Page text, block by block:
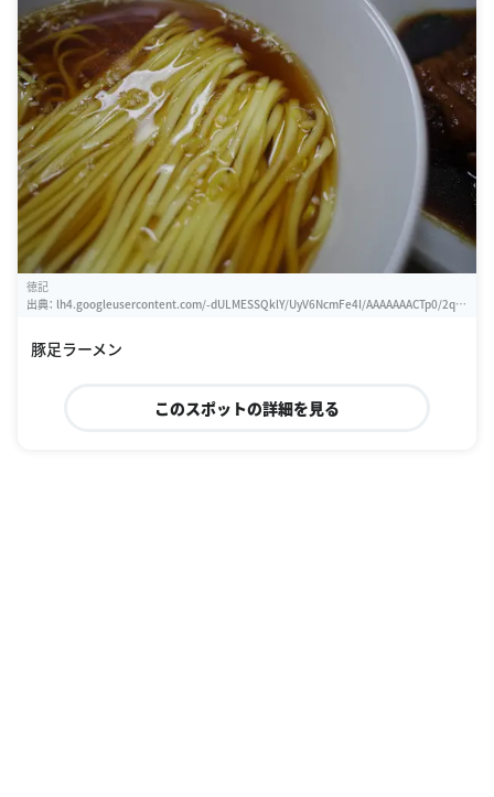
徳記
出典： lh4.googleusercontent.com/-dULMESSQklY/UyV6NcmFe4I/AAAAAAACTp0/2qG
豚足ラーメン
このスポットの詳細を見る